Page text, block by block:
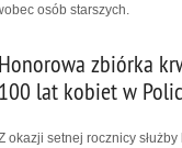
osób starszych.
Honorowa zbiórka
100 lat kobiet w
okazji setnej rocznicy służby